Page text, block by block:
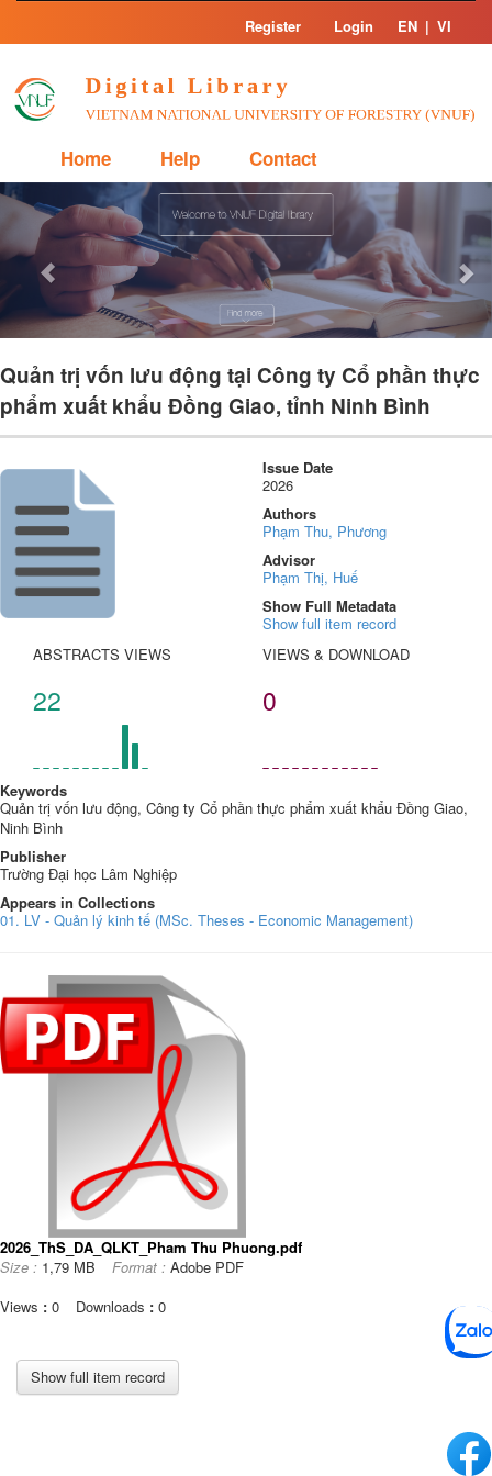
Skip
Register Login EN | VI
Home Help Contact
Previous
Quản trị vốn lưu động tại Công ty Cổ phần thực
phẩm xuất khẩu Đồng Giao, tỉnh Ninh Bình
Issue Date
2026
Authors
Phạm Thu, Phương
Advisor
Phạm Thị, Huế
Show Full Metadata
Show full item record
ABSTRACTS VIEWS
22
VIEWS & DOWNLOAD
0
Keywords
Quản trị vốn lưu động, Công ty Cổ phần thực phẩm xuất khẩu Đồng Giao,
Ninh Bình
Publisher
Trường Đại học Lâm Nghiệp
Appears in Collections
01. LV - Quản lý kinh tế (MSc. Theses - Economic Management)
2026_ThS_DA_QLKT_Pham Thu Phuong.pdf
Size : 1,79 MB Format : Adobe PDF
Views : 0 Downloads : 0
Show full item record